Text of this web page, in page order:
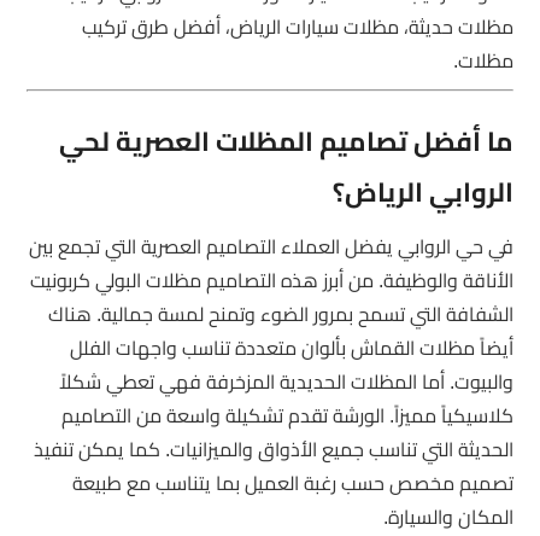
مظلات حديثة، مظلات سيارات الرياض، أفضل طرق تركيب
مظلات.
ما أفضل تصاميم المظلات العصرية لحي
الروابي الرياض؟
في حي الروابي يفضل العملاء التصاميم العصرية التي تجمع بين
الأناقة والوظيفة. من أبرز هذه التصاميم مظلات البولي كربونيت
الشفافة التي تسمح بمرور الضوء وتمنح لمسة جمالية. هناك
أيضاً مظلات القماش بألوان متعددة تناسب واجهات الفلل
والبيوت. أما المظلات الحديدية المزخرفة فهي تعطي شكلاً
كلاسيكياً مميزاً. الورشة تقدم تشكيلة واسعة من التصاميم
الحديثة التي تناسب جميع الأذواق والميزانيات. كما يمكن تنفيذ
تصميم مخصص حسب رغبة العميل بما يتناسب مع طبيعة
المكان والسيارة.